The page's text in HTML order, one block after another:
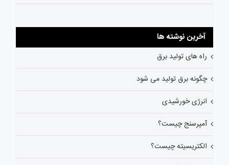
آخرین نوشته ها
راه های تولید برق
چگونه برق تولید می شود
انرژی خورشیدی
آمپرسنج چیست؟
الکتریسیته چیست؟